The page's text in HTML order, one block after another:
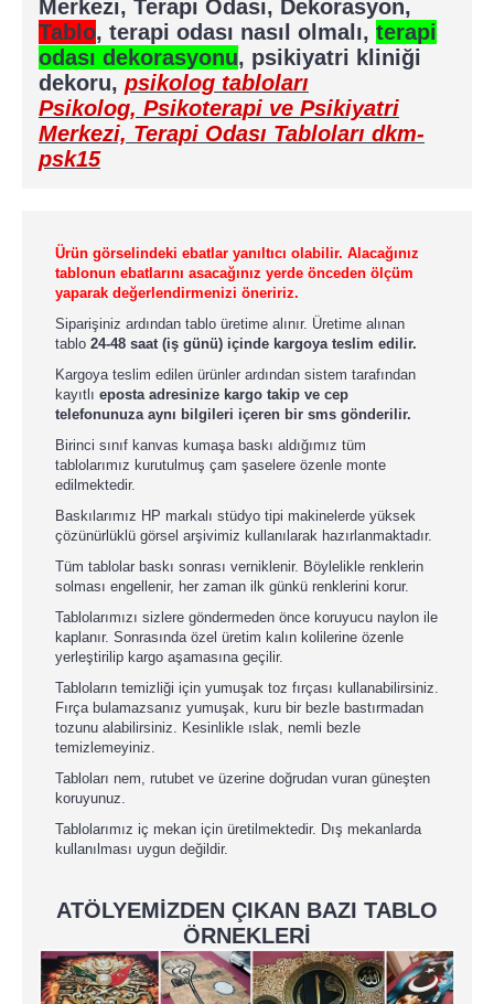
Merkezi, Terapi Odası, Dekorasyon,
Tablo, terapi odası nasıl olmalı, terapi
odası dekorasyonu, psikiyatri kliniği
dekoru, psikolog tabloları
Psikolog, Psikoterapi ve Psikiyatri
Merkezi, Terapi Odası Tabloları dkm-
psk15
Ürün görselindeki ebatlar yanıltıcı olabilir. Alacağınız
tablonun ebatlarını asacağınız yerde önceden ölçüm
yaparak değerlendirmenizi öneririz.
Siparişiniz ardından tablo üretime alınır. Üretime alınan
tablo 24-48 saat (iş günü) içinde kargoya teslim edilir.
Kargoya teslim edilen ürünler ardından sistem tarafından
kayıtlı eposta adresinize kargo takip ve cep
telefonunuza aynı bilgileri içeren bir sms gönderilir.
Birinci sınıf kanvas kumaşa baskı aldığımız tüm
tablolarımız kurutulmuş çam şaselere özenle monte
edilmektedir.
Baskılarımız HP markalı stüdyo tipi makinelerde yüksek
çözünürlüklü görsel arşivimiz kullanılarak hazırlanmaktadır.
Tüm tablolar baskı sonrası verniklenir. Böylelikle renklerin
solması engellenir, her zaman ilk günkü renklerini korur.
Tablolarımızı sizlere göndermeden önce koruyucu naylon ile
kaplanır. Sonrasında özel üretim kalın kolilerine özenle
yerleştirilip kargo aşamasına geçilir.
Tabloların temizliği için yumuşak toz fırçası kullanabilirsiniz.
Fırça bulamazsanız yumuşak, kuru bir bezle bastırmadan
tozunu alabilirsiniz. Kesinlikle ıslak, nemli bezle
temizlemeyiniz.
Tabloları nem, rutubet ve üzerine doğrudan vuran güneşten
koruyunuz.
Tablolarımız iç mekan için üretilmektedir. Dış mekanlarda
kullanılması uygun değildir.
ATÖLYEMİZDEN ÇIKAN BAZI TABLO
ÖRNEKLERİ